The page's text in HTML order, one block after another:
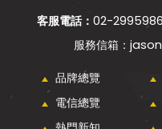
客服電話： 02-
品牌總覽
電信總覽